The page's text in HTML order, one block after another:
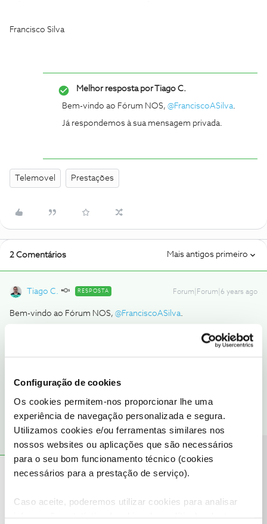
Configuração de cookies
Os cookies permitem-nos proporcionar lhe uma
experiência de navegação personalizada e segura.
Utilizamos cookies e/ou ferramentas similares nos
nossos websites ou aplicações que são necessários
para o seu bom funcionamento técnico (cookies
necessários para a prestação de serviço).
Caso aceite, poderemos utilizar cookies para analisar
Francisco Silva
Melhor resposta porTiago C.
Bem-vindo ao Fórum NOS, @FranciscoASilva.
Já respondemos à sua mensagem privada.
Telemovel Prestações
2 Comentários Mais antigos primeiro
Tiago C. RESPOSTA Forum|Forum|6 years ago
Bem-vindo ao Fórum NOS, @FranciscoASilva.
como "Melhor Resposta" e faça "Like" nos melhores comentários.
F 1 pessoa gostou
F FranciscoASilva AUTOR Forum|Forum|6 years ago